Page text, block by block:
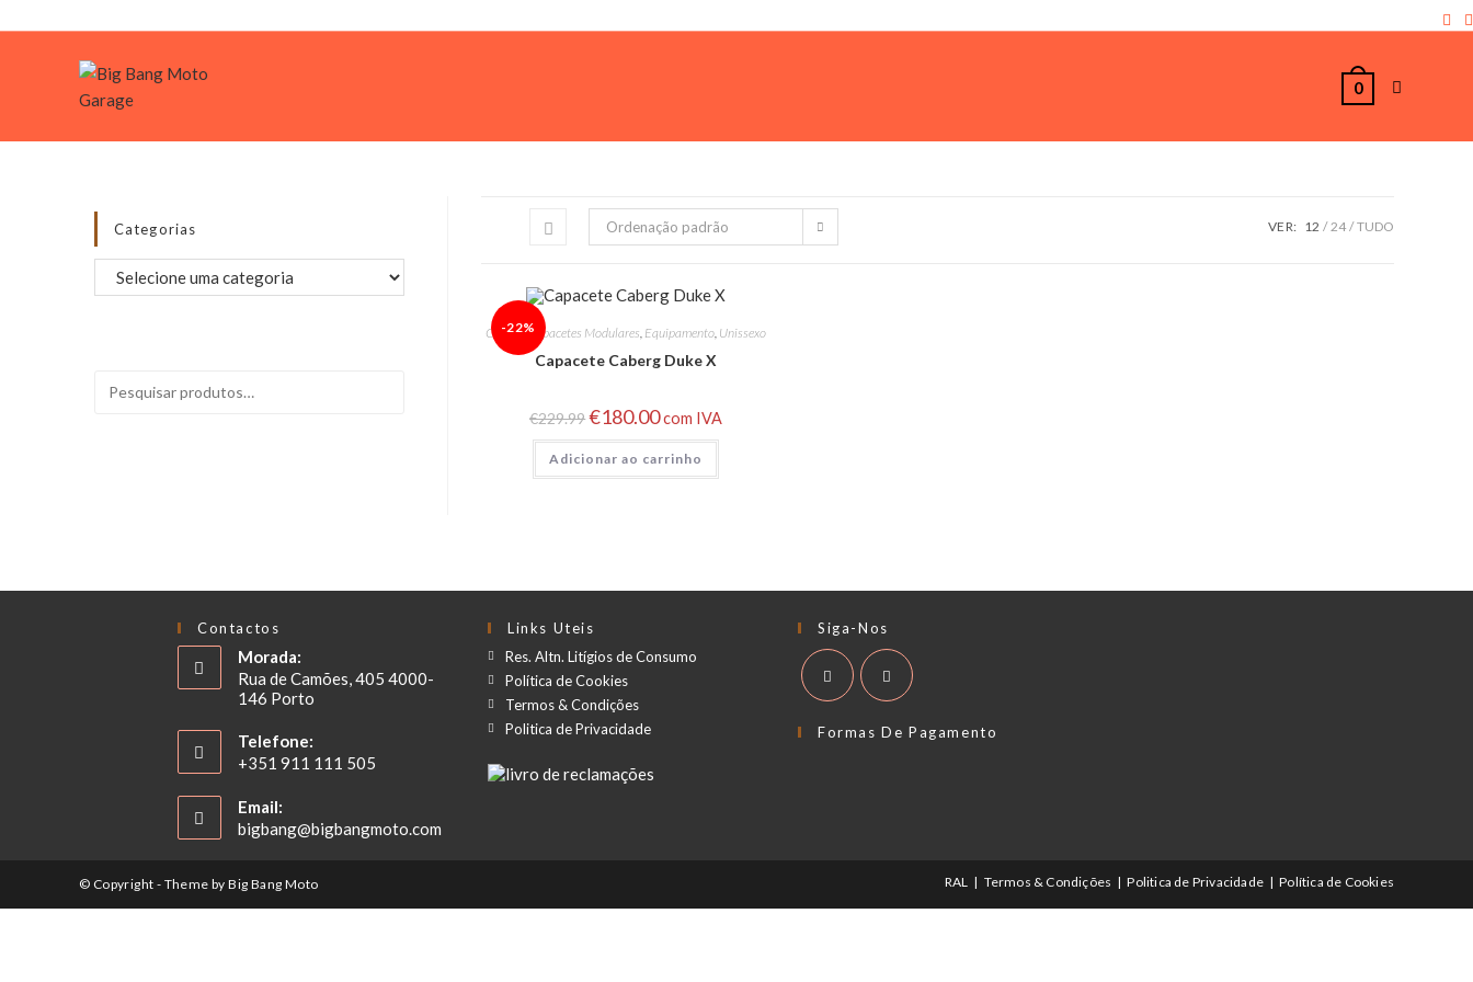
0
Ordenação padrão VER: 12 24 TUDO
-22%
Caberg,Capacetes Modulares, Equipamento, Unissexo
Capacete Caberg Duke X
€229.99€180.00com IVA
Adicionar ao carrinho
Categorias
Contactos
Morada:
Rua de Camões, 405 4000-
146 Porto
Telefone:
+351 911 111 505
Email:
bigbang@bigbangmoto.com
Links Uteis
Res. Altn. Litígios de Consumo
Política de Cookies
Termos & Condições
Politica de Privacidade
Siga-Nos
Formas De Pagamento
RAL Termos & Condições Politica de Privacidade Política de Cookies
© Copyright - Theme by Big Bang Moto